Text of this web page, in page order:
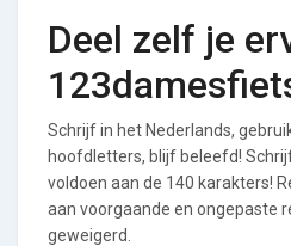
Deel zelf je
Schrijf in het Nederlands,
hoofdletters, blijf beleefd!
voldoen aan de 140 karakters!
aan voorgaande en ongepaste
geweigerd.